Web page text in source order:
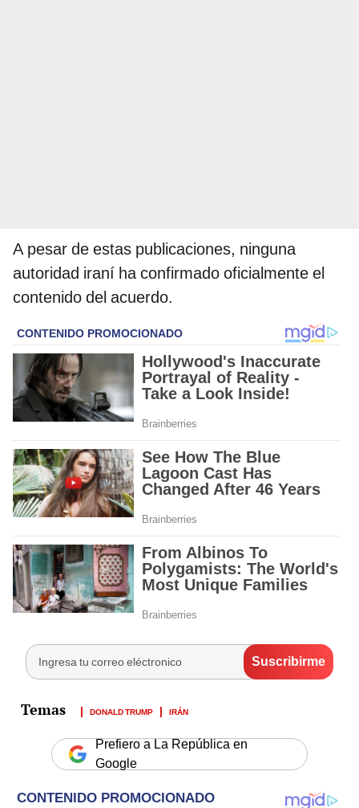
A pesar de estas publicaciones, ninguna
autoridad iraní ha confirmado oficialmente el
contenido del acuerdo.
DONALD TRUMP IRÁN
Prefiero a La República en
Google